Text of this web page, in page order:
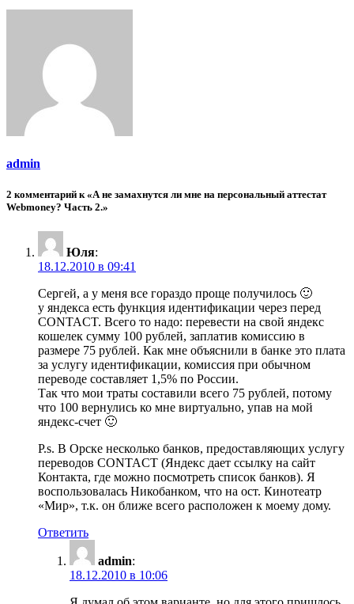
admin
2 комментарий к «А не замахнутся ли мне на персональный аттестат
Webmoney? Часть 2.»
Юля:
18.12.2010 в 09:41
Сергей, а у меня все гораздо проще получилось 🙂
у яндекса есть функция идентификации через перед
CONTACT. Всего то надо: перевести на свой яндекс
кошелек сумму 100 рублей, заплатив комиссию в
размере 75 рублей. Как мне объяснили в банке это плата
за услугу идентификации, комиссия при обычном
переводе составляет 1,5% по России.
Так что мои траты составили всего 75 рублей, потому
что 100 вернулись ко мне виртуально, упав на мой
яндекс-счет 🙂
P.s. В Орске несколько банков, предоставляющих услугу
переводов CONTACT (Яндекс дает ссылку на сайт
Контакта, где можно посмотреть список банков). Я
воспользовалась Никобанком, что на ост. Кинотеатр
«Мир», т.к. он ближе всего расположен к моему дому.
Ответить
admin:
18.12.2010 в 10:06